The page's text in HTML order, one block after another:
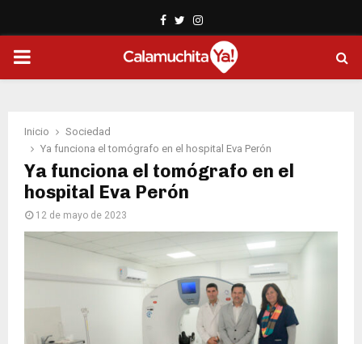
Facebook
TwitterInstagram
PRIMARY
Inicio
Sociedad
Ya funciona el tomógrafo en el hospital Eva Perón
Ya funciona el tomógrafo en el
hospital Eva Perón
12 de mayo de 2023